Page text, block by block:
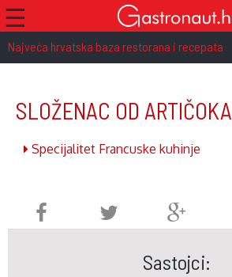
☰
Najveća hrvatska baza restorana i recepata
SLOŽENAC OD ARTIČOKA
Specijalitet Francuske kuhinje
Sastojci: